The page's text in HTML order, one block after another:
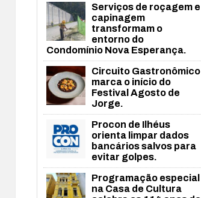
Serviços de roçagem e
capinagem
transformam o
entorno do
Condomínio Nova Esperança.
Circuito Gastronômico
marca o início do
Festival Agosto de
Jorge.
Procon de Ilhéus
orienta limpar dados
bancários salvos para
evitar golpes.
Programação especial
na Casa de Cultura